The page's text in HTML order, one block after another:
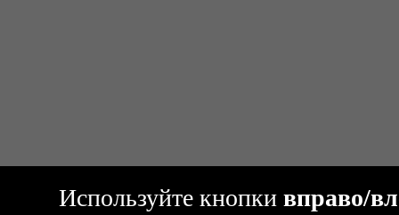
Используйте кнопки вправо/